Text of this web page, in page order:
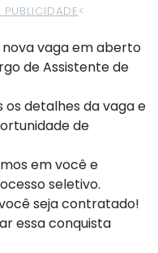
<
nova vaga em aberto
de Assistente de
os detalhes da vaga e
de
em você e
seletivo.
seja contratado!
essa conquista